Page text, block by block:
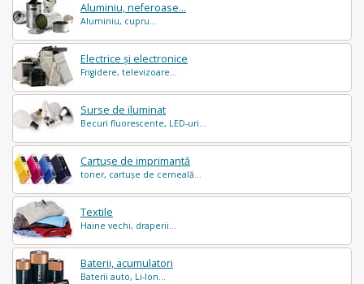
Aluminiu, neferoase...
Aluminiu, cupru...
Electrice și electronice
Frigidere, televizoare...
Surse de iluminat
Becuri fluorescente, LED-uri...
Cartușe de imprimantă
toner, cartușe de cerneală...
Textile
Haine vechi, draperii...
Baterii, acumulatori
Baterii auto, Li-Ion...